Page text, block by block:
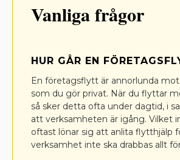
Vanliga frågor
HUR GÅR EN
En företagsflytt är annorlunda
som du gör privat. När du flyttar
så sker detta ofta under dagtid, i
att verksamheten är igång. Vilket
oftast lönar sig att anlita flytthjälp
verksamhet inte ska drabbas allt